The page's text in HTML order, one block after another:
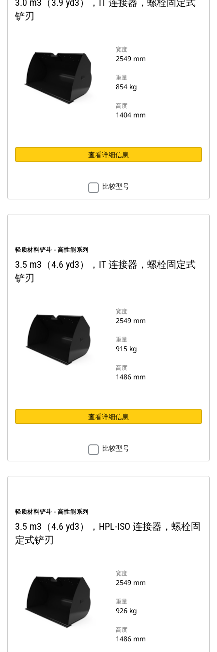
3.0 m3（3.9 yd3），IT 连接器，螺栓固定式
铲刃
宽度
2549 mm
重量
854 kg
高度
1404 mm
查看详细信息
比较型号
轻质材料铲斗 - 高性能系列
3.5 m3（4.6 yd3），IT 连接器，螺栓固定式
铲刃
宽度
2549 mm
重量
915 kg
高度
1486 mm
查看详细信息
比较型号
轻质材料铲斗 - 高性能系列
3.5 m3（4.6 yd3），HPL-ISO 连接器，螺栓固
定式铲刃
宽度
2549 mm
重量
926 kg
高度
1486 mm